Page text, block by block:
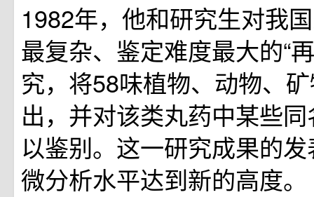
1982年，他和研究生对我
最复杂、鉴定难度最大的“
究，将58味植物、动物、
出，并对该类丸药中某些
以鉴别。这一研究成果的
微分析水平达到新的高度。